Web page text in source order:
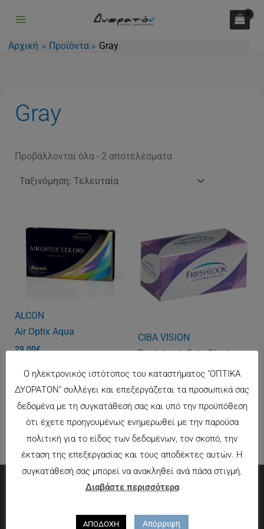
περιεχόμενο
Αρχική Προϊόντα Gray
Gray
Προβάλλονται όλα - 2 αποτελέσματα
ALCON
Air Optix Aqua
29.00€
CIBA VISION
Fresh Look ColorBlenb
28.00€
Ο ηλεκτρονικός ιστότοπος του καταστήματος "ΟΠΤΙΚΑ
ΔΥΟΡΑΤΟΝ" συλλέγει και επεξεργάζεται τα προσωπικά σας
δεδομένα με τη συγκατάθεσή σας και υπό την προϋπόθεση
ότι έχετε προηγουμένως ενημερωθεί με την παρούσα
πολιτική για το είδος των δεδομένων, τον σκοπό, την
έκταση της επεξεργασίας και τους αποδέκτες αυτών. Η
συγκατάθεσή σας μπορεί να ανακληθεί ανά πάσα στιγμή.
Διαβάστε περισσότερα
ΑΠΟΔΟΧΗ Απόρριψη